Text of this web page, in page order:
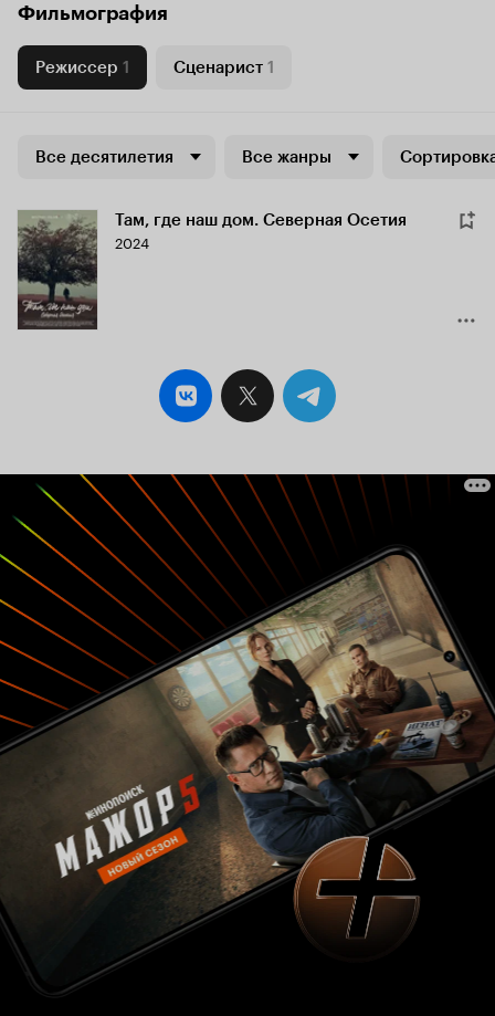
Фильмография
Режиссер 1 Сценарист 1
Все десятилетия Все жанры
Там, где наш дом. Северная Осетия
2024